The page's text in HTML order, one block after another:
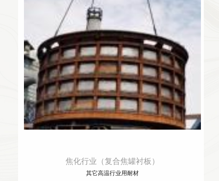
焦化行业（复合焦罐衬板）
其它高温行业用耐材